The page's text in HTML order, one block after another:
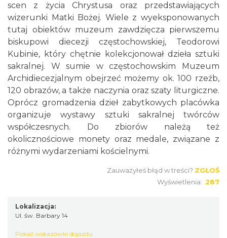
scen z życia Chrystusa oraz przedstawiających
wizerunki Matki Bożej. Wiele z wyeksponowanych
tutaj obiektów muzeum zawdzięcza pierwszemu
biskupowi diecezji częstochowskiej, Teodorowi
Kubinie, który chętnie kolekcjonował dzieła sztuki
sakralnej. W sumie w częstochowskim Muzeum
Archidiecezjalnym obejrzeć możemy ok. 100 rzeźb,
120 obrazów, a także naczynia oraz szaty liturgiczne.
Oprócz gromadzenia dzieł zabytkowych placówka
organizuje wystawy sztuki sakralnej twórców
współczesnych. Do zbiorów należą też
okolicznościowe monety oraz medale, związane z
różnymi wydarzeniami kościelnymi.
Zauważyłeś błąd w treści? ZGŁOŚ
Wyświetlenia: 287
Lokalizacja:
Ul. św. Barbary 14
Pokaż wskazówki dojazdu